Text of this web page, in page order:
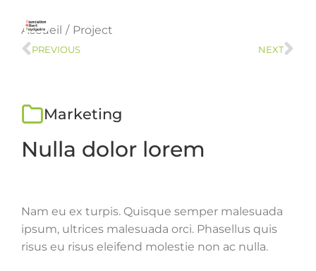
Vous êtes ici :
Accueil Project
PREVIOUS NEXT
Marketing
Nulla dolor lorem
Nam eu ex turpis. Quisque semper malesuada
ipsum, ultrices malesuada orci. Phasellus quis
risus eu risus eleifend molestie non ac nulla.